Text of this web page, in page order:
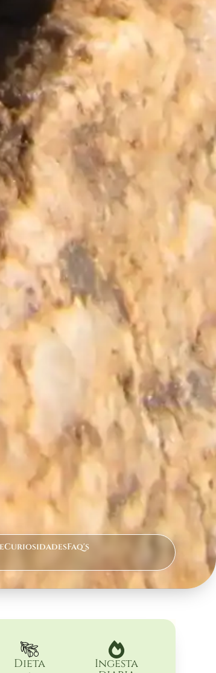
CuriosidadesFaq's
Dieta Ingesta